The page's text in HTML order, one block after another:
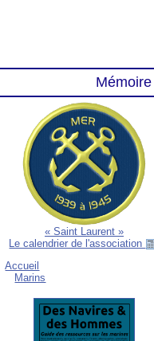
« Saint Laurent »
Le calendrier de l'association
Accueil
Marins